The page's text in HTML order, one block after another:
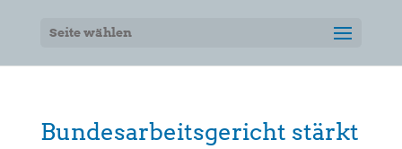
Seite wählen
Bundesarbeitsgericht stärkt